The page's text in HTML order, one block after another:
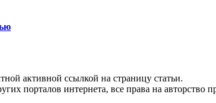
активной ссылкой на страницу статьи.
порталов интернета, все права на авторство